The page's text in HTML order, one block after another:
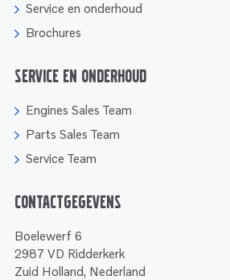
Service en onderhoud
Brochures
Service en onderhoud
Engines Sales Team
Parts Sales Team
Service Team
Contactgegevens
Boelewerf 6
2987 VD Ridderkerk
Zuid Holland, Nederland